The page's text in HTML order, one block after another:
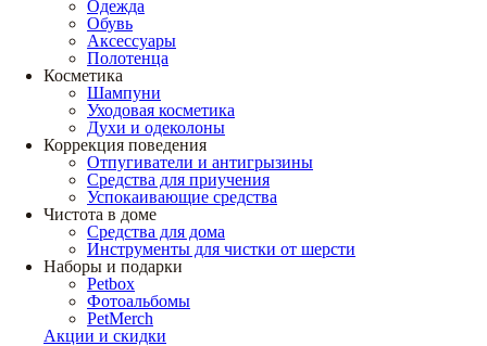
Одежда
Обувь
Аксессуары
Полотенца
Косметика
Шампуни
Уходовая косметика
Духи и одеколоны
Коррекция поведения
Отпугиватели и антигрызины
Средства для приучения
Успокаивающие средства
Чистота в доме
Средства для дома
Инструменты для чистки от шерсти
Наборы и подарки
Petbox
Фотоальбомы
PetMerch
Акции и скидки